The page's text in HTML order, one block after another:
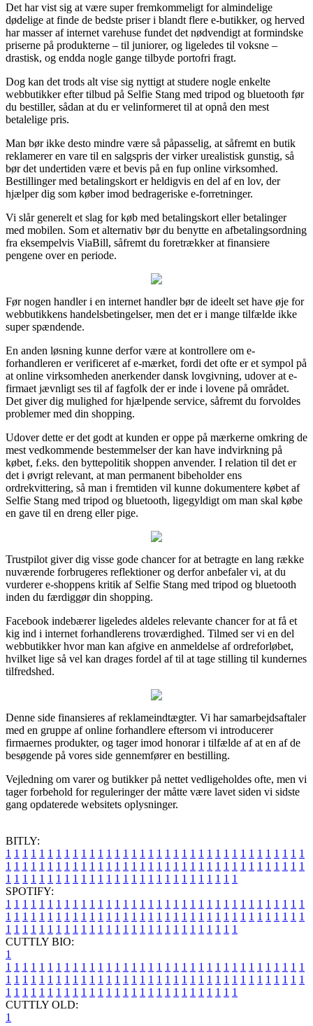
Det har vist sig at være super fremkommeligt for almindelige
dødelige at finde de bedste priser i blandt flere e-butikker, og herved
har masser af internet varehuse fundet det nødvendigt at formindske
priserne på produkterne – til juniorer, og ligeledes til voksne –
drastisk, og endda nogle gange tilbyde portofri fragt.
Dog kan det trods alt vise sig nyttigt at studere nogle enkelte
webbutikker efter tilbud på Selfie Stang med tripod og bluetooth før
du bestiller, sådan at du er velinformeret til at opnå den mest
betalelige pris.
Man bør ikke desto mindre være så påpasselig, at såfremt en butik
reklamerer en vare til en salgspris der virker urealistisk gunstig, så
bør det undertiden være et bevis på en fup online virksomhed.
Bestillinger med betalingskort er heldigvis en del af en lov, der
hjælper dig som køber imod bedrageriske e-forretninger.
Vi slår generelt et slag for køb med betalingskort eller betalinger
med mobilen. Som et alternativ bør du benytte en afbetalingsordning
fra eksempelvis ViaBill, såfremt du foretrækker at finansiere
pengene over en periode.
Før nogen handler i en internet handler bør de ideelt set have øje for
webbutikkens handelsbetingelser, men det er i mange tilfælde ikke
super spændende.
En anden løsning kunne derfor være at kontrollere om e-
forhandleren er verificeret af e-mærket, fordi det ofte er et sympol på
at online virksomheden anerkender dansk lovgivning, udover at e-
firmaet jævnligt ses til af fagfolk der er inde i lovene på området.
Det giver dig mulighed for hjælpende service, såfremt du forvoldes
problemer med din shopping.
Udover dette er det godt at kunden er oppe på mærkerne omkring de
mest vedkommende bestemmelser der kan have indvirkning på
købet, f.eks. den byttepolitik shoppen anvender. I relation til det er
det i øvrigt relevant, at man permanent bibeholder ens
ordrekvittering, så man i fremtiden vil kunne dokumentere købet af
Selfie Stang med tripod og bluetooth, ligegyldigt om man skal købe
en gave til en dreng eller pige.
Trustpilot giver dig visse gode chancer for at betragte en lang række
nuværende forbrugeres reflektioner og derfor anbefaler vi, at du
vurderer e-shoppens kritik af Selfie Stang med tripod og bluetooth
inden du færdiggør din shopping.
Facebook indebærer ligeledes aldeles relevante chancer for at få et
kig ind i internet forhandlerens troværdighed. Tilmed ser vi en del
webbutikker hvor man kan afgive en anmeldelse af ordreforløbet,
hvilket lige så vel kan drages fordel af til at tage stilling til kundernes
tilfredshed.
Denne side finansieres af reklameindtægter. Vi har samarbejdsaftaler
med en gruppe af online forhandlere eftersom vi introducerer
firmaernes produkter, og tager imod honorar i tilfælde af at en af de
besøgende på vores side gennemfører en bestilling.
Vejledning om varer og butikker på nettet vedligeholdes ofte, men vi
tager forbehold for reguleringer der måtte være lavet siden vi sidste
gang opdaterede websitets oplysninger.
BITLY:
1 1 1 1 1 1 1 1 1 1 1 1 1 1 1 1 1 1 1 1 1 1 1 1 1 1 1 1 1 1 1 1 1 1 1 1
1 1 1 1 1 1 1 1 1 1 1 1 1 1 1 1 1 1 1 1 1 1 1 1 1 1 1 1 1 1 1 1 1 1 1 1
1 1 1 1 1 1 1 1 1 1 1 1 1 1 1 1 1 1 1 1 1 1 1 1 1 1 1 1
SPOTIFY:
1 1 1 1 1 1 1 1 1 1 1 1 1 1 1 1 1 1 1 1 1 1 1 1 1 1 1 1 1 1 1 1 1 1 1 1
1 1 1 1 1 1 1 1 1 1 1 1 1 1 1 1 1 1 1 1 1 1 1 1 1 1 1 1 1 1 1 1 1 1 1 1
1 1 1 1 1 1 1 1 1 1 1 1 1 1 1 1 1 1 1 1 1 1 1 1 1 1 1 1
CUTTLY BIO:
1
1 1 1 1 1 1 1 1 1 1 1 1 1 1 1 1 1 1 1 1 1 1 1 1 1 1 1 1 1 1 1 1 1 1 1 1
1 1 1 1 1 1 1 1 1 1 1 1 1 1 1 1 1 1 1 1 1 1 1 1 1 1 1 1 1 1 1 1 1 1 1 1
1 1 1 1 1 1 1 1 1 1 1 1 1 1 1 1 1 1 1 1 1 1 1 1 1 1 1 1
CUTTLY OLD:
1